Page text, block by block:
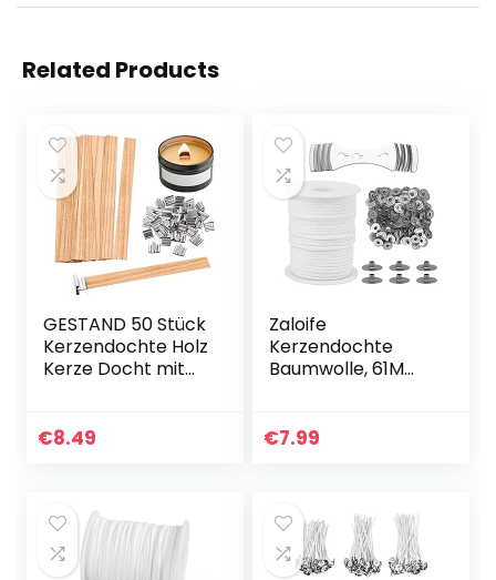
Related Products
GESTAND 50 Stück
Kerzendochte Holz
Kerze Docht mit
Natürliche
€8.49
Zaloife
Kerzendochte
Baumwolle, 61M
Flachdocht, mit 1
€7.99